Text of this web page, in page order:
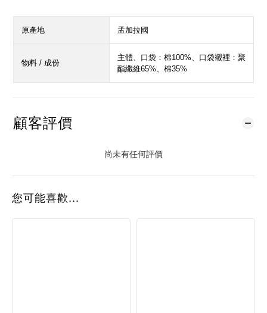
原產地 孟加拉國
物料 / 成份
主體、口袋：棉100%、口袋襯裡：聚
酯纖維65%、棉35%
顧客評價
尚未有任何評價
您可能喜歡...